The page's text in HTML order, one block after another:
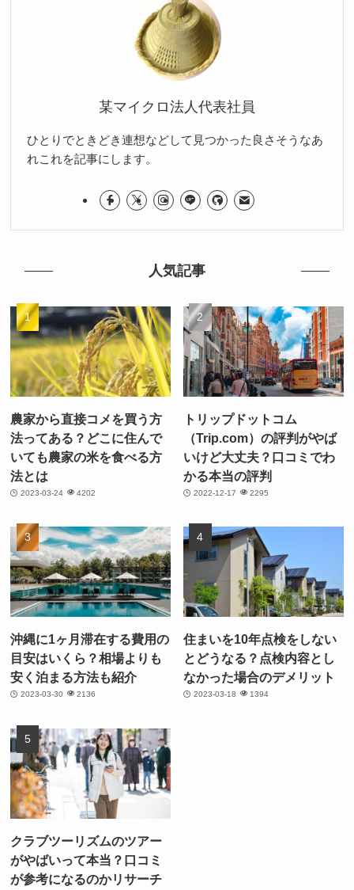
某マイクロ法人代表社員
ひとりでときどき連想などして見つかった良さそうなあ
れこれを記事にします。
人気記事
農家から直接コメを買う方
法ってある？どこに住んで
いても農家の米を食べる方
法とは
2023-03-24 4202
トリップドットコム
（Trip.com）の評判がやば
いけど大丈夫？口コミでわ
かる本当の評判
2022-12-17 2295
沖縄に1ヶ月滞在する費用の
目安はいくら？相場よりも
安く泊まる方法も紹介
2023-03-30 2136
住まいを10年点検をしない
とどうなる？点検内容とし
なかった場合のデメリット
2023-03-18 1394
クラブツーリズムのツアー
がやばいって本当？口コミ
が参考になるのかリサーチ